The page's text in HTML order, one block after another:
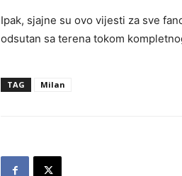
Ipak, sjajne su ovo vijesti za sve
odsutan sa terena tokom
TAG Milan